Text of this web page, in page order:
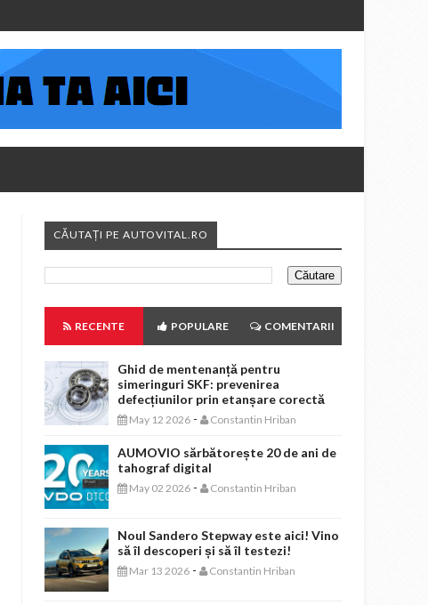
CĂUTAȚI PE AUTOVITAL.RO
RECENTE POPULARE COMENTARII
Ghid de mentenanță pentru
simeringuri SKF: prevenirea
defecțiunilor prin etanșare corectă
May 12 2026 - Constantin Hriban
AUMOVIO sărbătorește 20 de ani de
tahograf digital
May 02 2026 - Constantin Hriban
Noul Sandero Stepway este aici! Vino
să îl descoperi și să îl testezi!
Mar 13 2026 - Constantin Hriban